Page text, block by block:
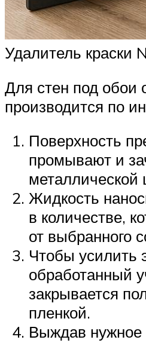
Удалитель краски
Для стен под обои
производится по
Поверхность
промывают и
металлической
Жидкость
в количестве,
от выбранного
Чтобы усилить
обработанный
закрывается
пленкой.
Выждав нужное